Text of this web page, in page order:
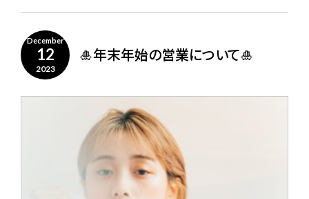
December
12
2023
🎍年末年始の営業について🎍